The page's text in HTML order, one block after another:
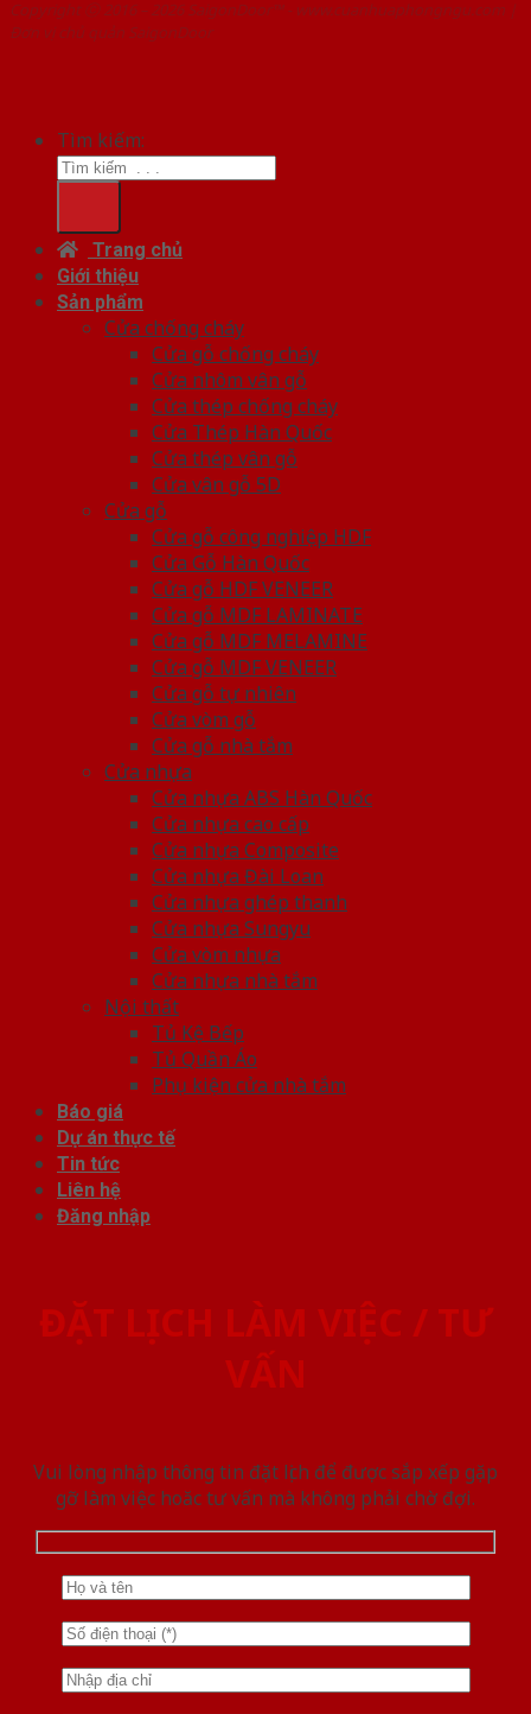
Copyright ⓒ 2016 – 2026 SaigonDoor™ - www.cuanhuaphongngu.com |
Đơn vị chủ quản SaigonDoor
Tìm kiếm:
Trang chủ
Giới thiệu
Sản phẩm
Cửa chống cháy
Cửa gỗ chống cháy
Cửa nhôm vân gỗ
Cửa thép chống cháy
Cửa Thép Hàn Quốc
Cửa thép vân gỗ
Cửa vân gỗ 5D
Cửa gỗ
Cửa gỗ công nghiệp HDF
Cửa Gỗ Hàn Quốc
Cửa gỗ HDF VENEER
Cửa gỗ MDF LAMINATE
Cửa gỗ MDF MELAMINE
Cửa gỗ MDF VENEER
Cửa gỗ tự nhiên
Cửa vòm gỗ
Cửa gỗ nhà tắm
Cửa nhựa
Cửa nhựa ABS Hàn Quốc
Cửa nhựa cao cấp
Cửa nhựa Composite
Cửa nhựa Đài Loan
Cửa nhựa ghép thanh
Cửa nhựa Sungyu
Cửa vòm nhựa
Cửa nhựa nhà tắm
Nội thất
Tủ Kệ Bếp
Tủ Quần Áo
Phụ kiện cửa nhà tắm
Báo giá
Dự án thực tế
Tin tức
Liên hệ
Đăng nhập
ĐẶT LỊCH LÀM VIỆC / TƯ
VẤN
Vui lòng nhập thông tin đặt lịch để được sắp xếp gặp
gỡ làm việc hoăc tư vấn mà không phải chờ đợi.